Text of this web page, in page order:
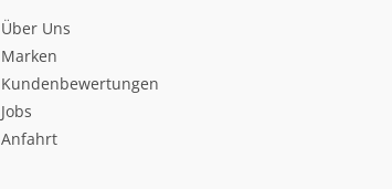
Über Uns
Marken
Kundenbewertungen
Jobs
Anfahrt